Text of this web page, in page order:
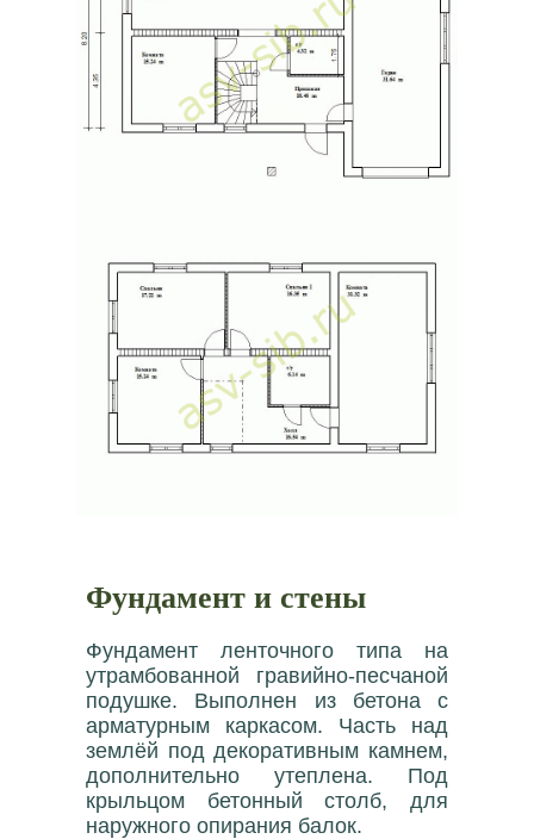
Фундамент и стены
Фундамент ленточного типа на
утрамбованной гравийно-песчаной
подушке. Выполнен из бетона с
арматурным каркасом. Часть над
землёй под декоративным камнем,
дополнительно утеплена. Под
крыльцом бетонный столб, для
наружного опирания балок.